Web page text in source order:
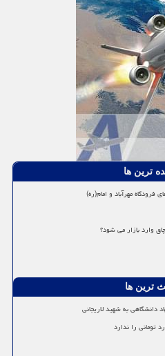
ترین ها
فرودگاه مهرآباد و امام(ره)
وارد بازار می شود؟
ترین ها
دانشگاهی به شهید لاریجانی